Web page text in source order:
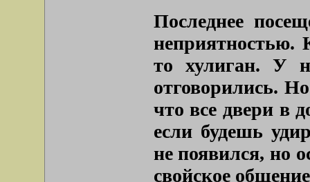
Последнее
неприятностью.
то хулиган. У
отговорились.
что все двери в
если будешь
не появился, но
свойское